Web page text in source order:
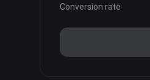
Conversion rate